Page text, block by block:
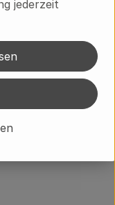
, Thousand Islands
jederzeit